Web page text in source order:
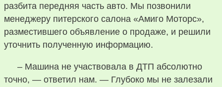
разбита передняя часть авто. Мы позвонили
менеджеру питерского салона «Амиго Моторс»,
разместившего объявление о продаже, и решили
уточнить полученную информацию.
– Машина не участвовала в ДТП абсолютно
точно, — ответил нам. — Глубоко мы не залезали